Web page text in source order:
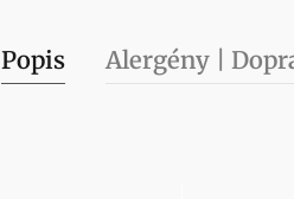
Popis Alergény |